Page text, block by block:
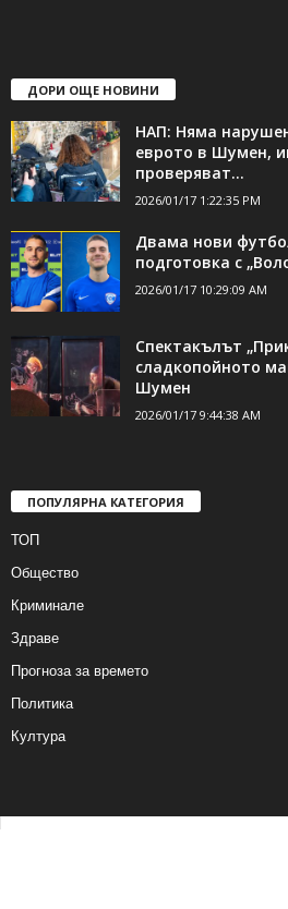
ДОРИ ОЩЕ НОВИНИ
НАП: Няма
еврото в Шумен,
проверяват...
2026/01/17 1:22:35 PM
Двама нови
подготовка с
2026/01/17 10:29:09 AM
Спектакълът
сладкопойното
Шумен
2026/01/17 9:44:38 AM
ПОПУЛЯРНА КАТЕГОРИЯ
ТОП
Общество
Криминале
Здраве
Прогноза за времето
Политика
Култура